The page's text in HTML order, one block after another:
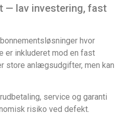
— lav investering, fast
hvor
er inkluderet mod en fast
store anlægsudgifter, men kan
service og garanti
risiko ved defekt.